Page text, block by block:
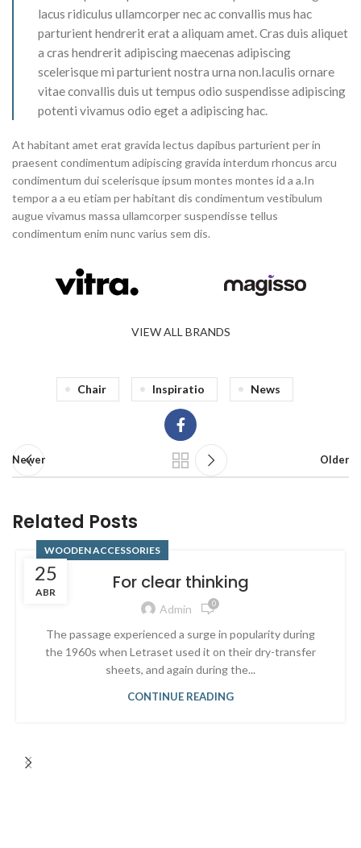
lacus ridiculus ullamcorper nec ac convallis mus hac
parturient hendrerit erat a aliquam amet. Cras duis aliquet
a cras hendrerit adipiscing maecenas adipiscing
scelerisque mi parturient nostra urna non.Iaculis ornare
vitae convallis duis ut tempus odio suspendisse adipiscing
potenti vivamus odio eget a adipiscing hac.
At habitant amet erat gravida lectus dapibus parturient per in
praesent condimentum adipiscing gravida interdum rhoncus arcu
condimentum dui scelerisque ipsum montes montes id a a.In
tempor a a eu etiam per habitant dis condimentum vestibulum
augue vivamus massa ullamcorper suspendisse tellus
condimentum enim nunc varius sem dis.
VIEW ALL BRANDS
Chair Inspiratio News
Newer Older
Related Posts
25
ABR
WOODEN ACCESSORIES
For clear thinking
Admin 0
The passage experienced a surge in popularity during
the 1960s when Letraset used it on their dry-transfer
sheets, and again during the...
CONTINUE READING